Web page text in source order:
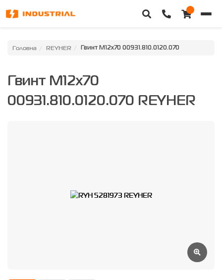
Головна
Категорії
Особистий кабінет
Головна REYHER Гвинт M12x70 00931.810.0120.070
Гвинт M12x70
00931.810.0120.070 REYHER